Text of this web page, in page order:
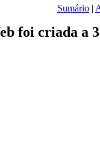
Sumário |
foi criada a